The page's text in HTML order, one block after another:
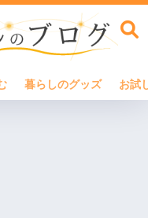
暮らしのグッズ お試